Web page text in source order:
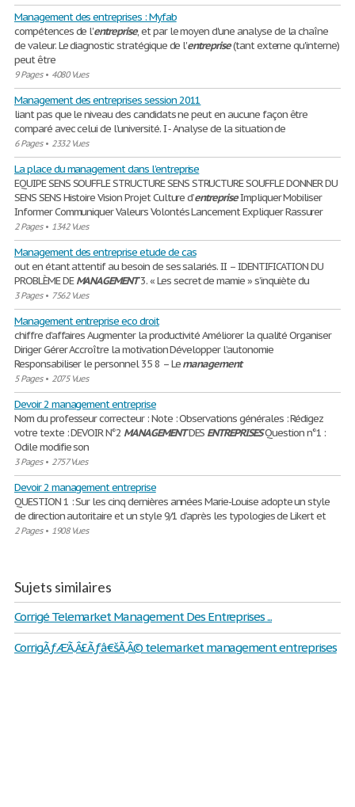
Management des entreprises : Myfab
compétences de l'entreprise, et par le moyen d'une analyse de la chaîne
de valeur. Le diagnostic stratégique de l'entreprise(tant externe qu'interne)
peut être
9 Pages• 4080 Vues
Management des entreprises session 2011
liant pas que le niveau des candidats ne peut en aucune façon être
comparé avec celui de l’université. I ‐ Analyse de la situation de
6 Pages• 2332 Vues
La place du management dans l’entreprise
EQUIPE SENS SOUFFLE STRUCTURE SENS STRUCTURE SOUFFLE DONNER DU
SENS SENS Histoire Vision Projet Culture d’entrepriseImpliquer Mobiliser
Informer Communiquer Valeurs Volontés Lancement Expliquer Rassurer
2 Pages• 1342 Vues
Management des entreprise etude de cas
out en étant attentif au besoin de ses salariés. II – IDENTIFICATION DU
PROBLÈME DEMANAGEMENT3. « Les secret de mamie » s’inquiète du
3 Pages• 7562 Vues
Management entreprise eco droit
chiffre d’affaires Augmenter la productivité Améliorer la qualité Organiser
Diriger Gérer Accroître la motivation Développer l’autonomie
Responsabiliser le personnel 35 8 – Lemanagement
5 Pages• 2075 Vues
Devoir 2 management entreprise
Nom du professeur correcteur : Note : Observations générales : Rédigez
votre texte : DEVOIR N°2 MANAGEMENTDES ENTREPRISESQuestion n°1 :
Odile modifie son
3 Pages• 2757 Vues
Devoir 2 management entreprise
QUESTION 1 : Sur les cinq dernières années Marie-Louise adopte un style
de direction autoritaire et un style 9/1 d’après les typologies de Likert et
2 Pages• 1908 Vues
Sujets similaires
Corrigé Telemarket Management Des Entreprises ...
CorrigÃƒÆ’Ã‚Â£Ãƒâ€šÃ‚Â© telemarket management entreprises